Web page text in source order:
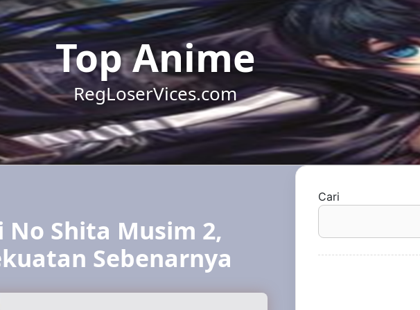
Top Anime
RegLoserVices.com
Shita Musim 2,
Sebenarnya
Cari